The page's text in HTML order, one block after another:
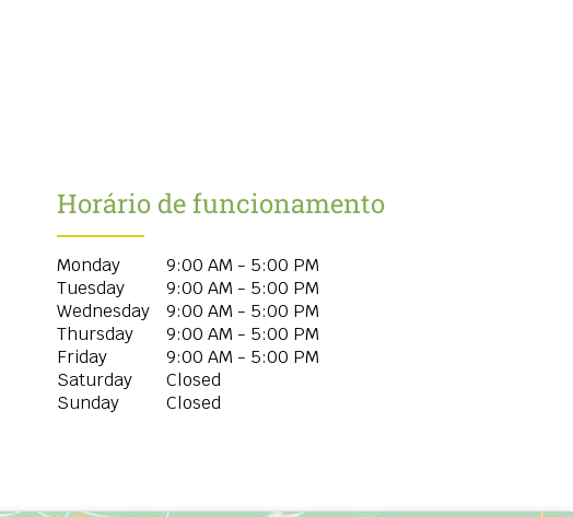
Horário de funcionamento
Monday
9:00 AM - 5:00 PM
Tuesday
9:00 AM - 5:00 PM
Wednesday
9:00 AM - 5:00 PM
Thursday
9:00 AM - 5:00 PM
Friday
9:00 AM - 5:00 PM
Saturday
Closed
Sunday
Closed